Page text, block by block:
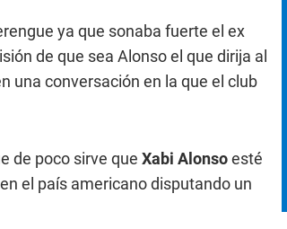
ya que sonaba fuerte el ex
de que sea Alonso el que dirija al
una conversación en la que el club
de poco sirve que Xabi Alonsoesté
el país americano disputando un